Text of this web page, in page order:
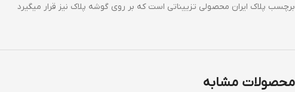
برچسب پلاک ایران محصولی تزییناتی است که بر روی گوشه پلاک نیز قرار میگیرد
محصولات مشابه